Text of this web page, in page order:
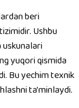
beri
Ushbu
yuqori qismida
Bu yechim texnik
ta'minlaydi.